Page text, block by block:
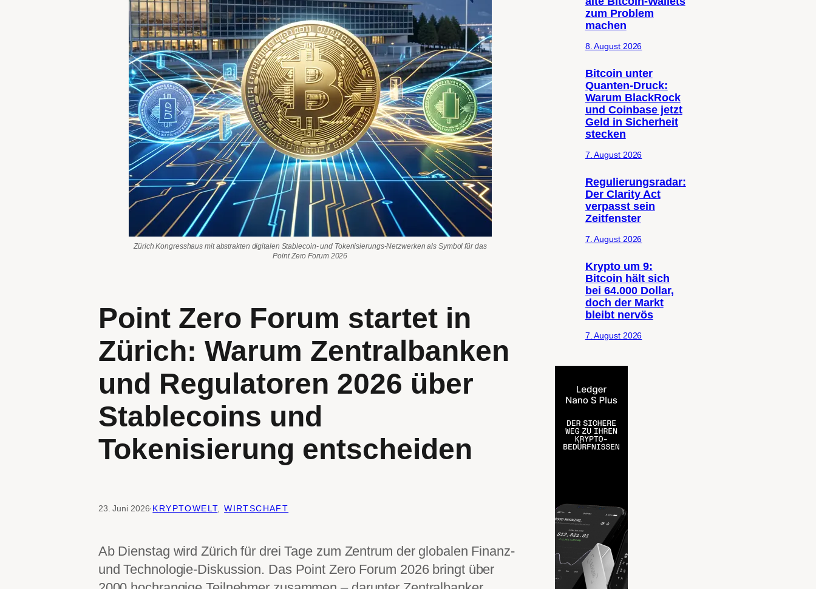
Zürich Kongresshaus mit abstrakten digitalen Stablecoin- und Tokenisierungs-Netzwerken als Symbol für das
Point Zero Forum 2026
Point Zero Forum startet in
Zürich: Warum Zentralbanken
und Regulatoren 2026 über
Stablecoins und
Tokenisierung entscheiden
23. Juni 2026·KRYPTOWELT, WIRTSCHAFT
Ab Dienstag wird Zürich für drei Tage zum Zentrum der globalen Finanz-
und Technologie-Diskussion. Das Point Zero Forum 2026 bringt über
zum Problem
machen
8. August 2026
Bitcoin unter
Quanten-Druck:
Warum BlackRock
und Coinbase jetzt
Geld in Sicherheit
stecken
7. August 2026
Regulierungsradar:
Der Clarity Act
verpasst sein
Zeitfenster
7. August 2026
Krypto um 9:
Bitcoin hält sich
bei 64.000 Dollar,
doch der Markt
bleibt nervös
7. August 2026